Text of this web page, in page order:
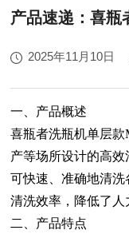
产品速递：喜
2025年11月10
一、产品概述
喜瓶者洗瓶机单层款
产等场所设计的高效
可快速、准确地清
清洗效率，降低了人
二、产品特点